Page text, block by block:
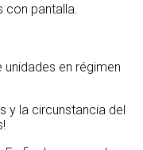
pantalla.
en régimen
y la circunstancia del